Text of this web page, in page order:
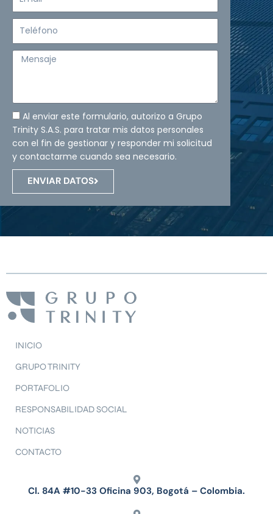
Mensaje
Al enviar este formulario, autorizo a Grupo
Trinity S.A.S. para tratar mis datos personales
con el fin de gestionar y responder mi solicitud
y contactarme cuando sea necesario.
ENVIAR DATOS
INICIO
GRUPO TRINITY
PORTAFOLIO
RESPONSABILIDAD SOCIAL
NOTICIAS
CONTACTO
Cl. 84A #10-33 Oficina 903, Bogotá – Colombia.